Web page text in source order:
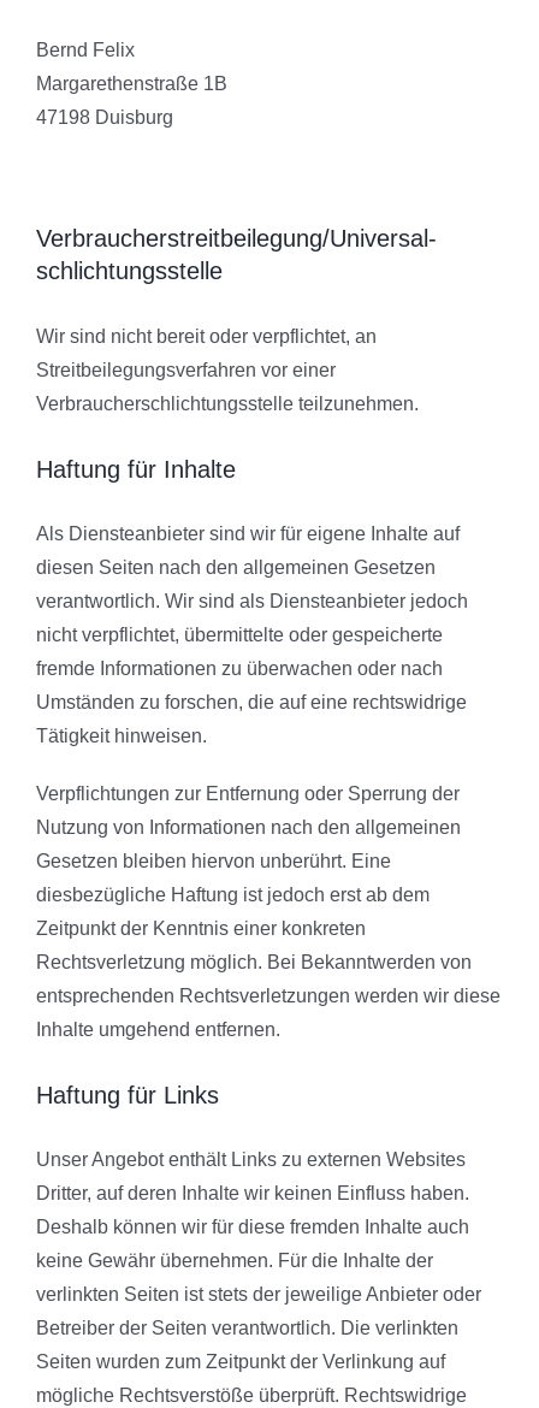
Bernd Felix
Margarethenstraße 1B
47198 Duisburg
Verbraucher­streit­beilegung/Universal­
schlichtungs­stelle
Wir sind nicht bereit oder verpflichtet, an
Streitbeilegungsverfahren vor einer
Verbraucherschlichtungsstelle teilzunehmen.
Haftung für Inhalte
Als Diensteanbieter sind wir für eigene Inhalte auf
diesen Seiten nach den allgemeinen Gesetzen
verantwortlich. Wir sind als Diensteanbieter jedoch
nicht verpflichtet, übermittelte oder gespeicherte
fremde Informationen zu überwachen oder nach
Umständen zu forschen, die auf eine rechtswidrige
Tätigkeit hinweisen.
Verpflichtungen zur Entfernung oder Sperrung der
Nutzung von Informationen nach den allgemeinen
Gesetzen bleiben hiervon unberührt. Eine
diesbezügliche Haftung ist jedoch erst ab dem
Zeitpunkt der Kenntnis einer konkreten
Rechtsverletzung möglich. Bei Bekanntwerden von
entsprechenden Rechtsverletzungen werden wir diese
Inhalte umgehend entfernen.
Haftung für Links
Unser Angebot enthält Links zu externen Websites
Dritter, auf deren Inhalte wir keinen Einfluss haben.
Deshalb können wir für diese fremden Inhalte auch
keine Gewähr übernehmen. Für die Inhalte der
verlinkten Seiten ist stets der jeweilige Anbieter oder
Betreiber der Seiten verantwortlich. Die verlinkten
Seiten wurden zum Zeitpunkt der Verlinkung auf
mögliche Rechtsverstöße überprüft. Rechtswidrige